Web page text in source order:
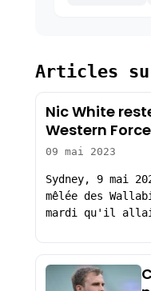
Articles
Nic White
Western
09 mai 2023
Sydney, 9 mai
mêlée des
mardi qu'il